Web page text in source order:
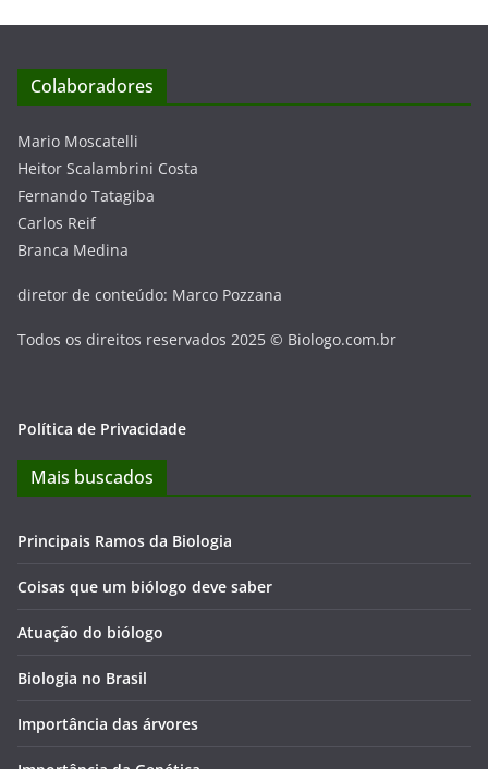
Colaboradores
Mario Moscatelli
Heitor Scalambrini Costa
Fernando Tatagiba
Carlos Reif
Branca Medina
diretor de conteúdo: Marco Pozzana
Todos os direitos reservados 2025 © Biologo.com.br
Política de Privacidade
Mais buscados
Principais Ramos da Biologia
Coisas que um biólogo deve saber
Atuação do biólogo
Biologia no Brasil
Importância das árvores